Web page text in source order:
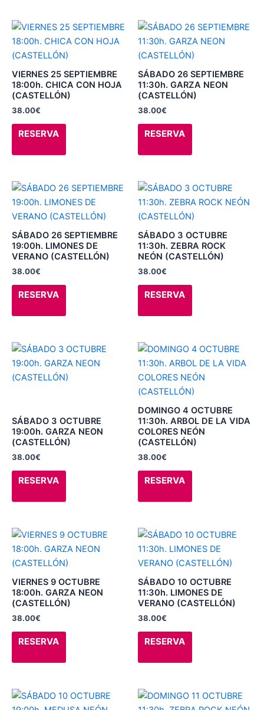
la
página
de
la
página
de
VIERNES 25 SEPTIEMBRE
18:00h. CHICA CON HOJA
(CASTELLÓN)
38.00€
RESERVA
Este
producto
tiene
múltiples
variantes.
Las
se
elegir
la
página
de
SÁBADO 26 SEPTIEMBRE
11:30h. GARZA NEON
(CASTELLÓN)
38.00€
RESERVA
Este
producto
tiene
múltiples
variantes.
Las
se
elegir
la
página
de
SÁBADO 26 SEPTIEMBRE
19:00h. LIMONES DE
VERANO (CASTELLÓN)
38.00€
RESERVA
Este
producto
tiene
múltiples
variantes.
Las
se
elegir
la
página
de
SÁBADO 3 OCTUBRE
11:30h. ZEBRA ROCK
NEÓN (CASTELLÓN)
38.00€
RESERVA
Este
producto
tiene
múltiples
variantes.
Las
se
elegir
la
página
de
producto
SÁBADO 3 OCTUBRE
19:00h. GARZA NEON
(CASTELLÓN)
38.00€
RESERVA
Este
producto
tiene
Las
opciones
se
la
de
producto
DOMINGO 4 OCTUBRE
11:30h. ARBOL DE LA VIDA
COLORES NEÓN
(CASTELLÓN)
38.00€
RESERVA
Este
producto
tiene
múltiples
variantes.
Las
opciones
se
la
de
producto
VIERNES 9 OCTUBRE
18:00h. GARZA NEON
(CASTELLÓN)
38.00€
RESERVA
Este
producto
tiene
múltiples
variantes.
Las
se
elegir
la
página
SÁBADO 10 OCTUBRE
11:30h. LIMONES DE
VERANO (CASTELLÓN)
38.00€
RESERVA
Este
producto
tiene
múltiples
variantes.
Las
se
elegir
la
página
Este
Este